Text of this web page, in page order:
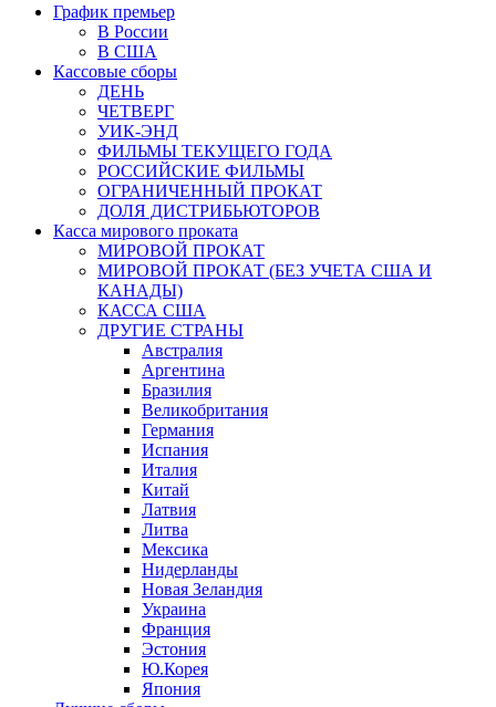
График премьер
В России
В США
Кассовые сборы
ДЕНЬ
ЧЕТВЕРГ
УИК-ЭНД
ФИЛЬМЫ ТЕКУЩЕГО ГОДА
РОССИЙСКИЕ ФИЛЬМЫ
ОГРАНИЧЕННЫЙ ПРОКАТ
ДОЛЯ ДИСТРИБЬЮТОРОВ
Касса мирового проката
МИРОВОЙ ПРОКАТ
МИРОВОЙ ПРОКАТ (БЕЗ УЧЕТА США И
КАНАДЫ)
КАССА США
ДРУГИЕ СТРАНЫ
Австралия
Аргентина
Бразилия
Великобритания
Германия
Испания
Италия
Китай
Латвия
Литва
Мексика
Нидерланды
Новая Зеландия
Украина
Франция
Эстония
Ю.Корея
Япония